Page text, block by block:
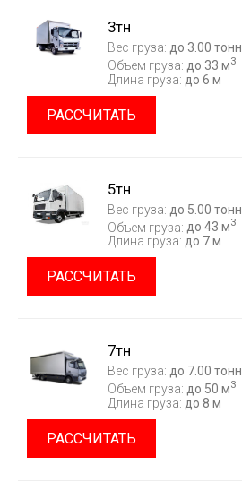
3тн
Вес груза: до 3.00 тонн
Объем груза: до 33 м3
Длина груза: до 6 м
РАССЧИТАТЬ
5тн
Вес груза: до 5.00 тонн
Объем груза: до 43 м3
Длина груза: до 7 м
РАССЧИТАТЬ
7тн
Вес груза: до 7.00 тонн
Объем груза: до 50 м3
Длина груза: до 8 м
РАССЧИТАТЬ